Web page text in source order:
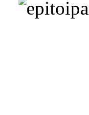
Apelati la serviciile